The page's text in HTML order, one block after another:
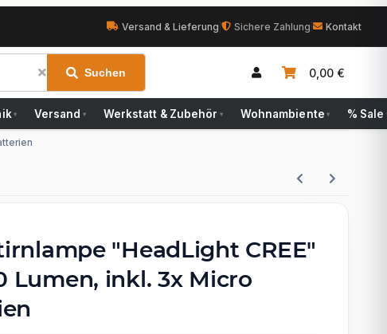
Versand & Lieferung Sichere Zahlung Kontakt
Suchen 0,00 €
▾ Versand ▾ Werkstatt & Zubehör ▾ Wohnambiente ▾ % Sale
"HeadLight CREE"
Lumen, inkl. 3x Micro